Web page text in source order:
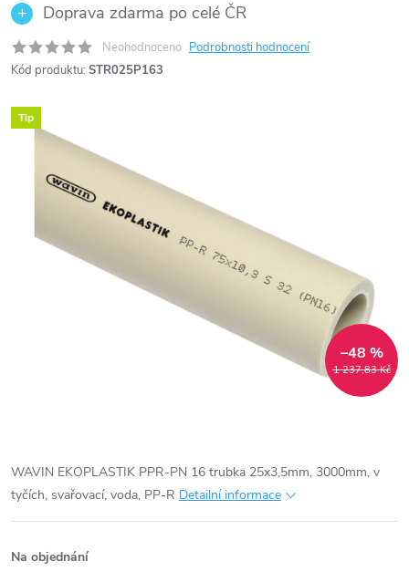
Doprava zdarma po celé ČR
Neohodnoceno Podrobnosti hodnocení
Kód produktu: STR025P163
Tip
1 237,83 Kč
–48 %
WAVIN EKOPLASTIK PPR-PN 16 trubka 25x3,5mm, 3000mm, v
tyčích, svařovací, voda, PP-R Detailní informace
Na objednání